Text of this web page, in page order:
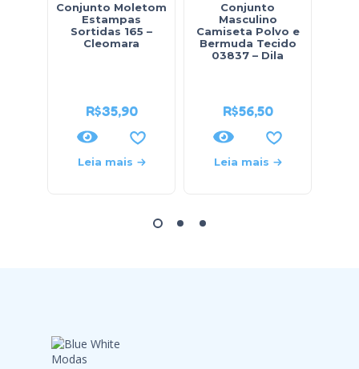
Conjunto Moletom
Estampas
Sortidas 165 –
Cleomara
R$35,90
Leia mais
Conjunto
Masculino
Camiseta Polvo e
Bermuda Tecido
03837 – Dila
R$56,50
Leia mais